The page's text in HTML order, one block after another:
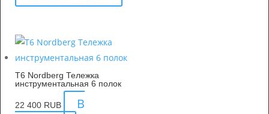
T6 Nordberg Тележка
инструментальная 6 полок
22 400 RUB
В